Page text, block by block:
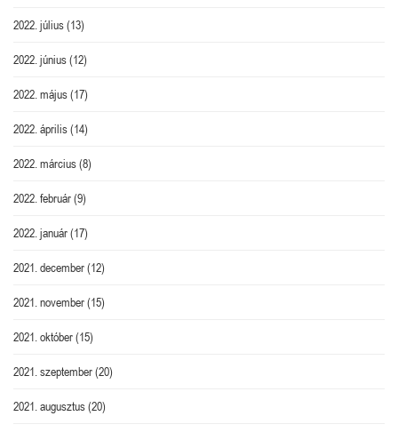
2022. július(13)
2022. június(12)
2022. május(17)
2022. április(14)
2022. március(8)
2022. február(9)
2022. január(17)
2021. december(12)
2021. november(15)
2021. október(15)
2021. szeptember(20)
2021. augusztus(20)